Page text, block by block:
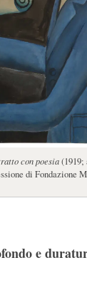
con poesia(1919;
di Fondazione
e